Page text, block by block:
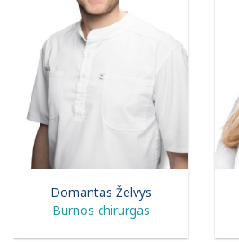
Domantas Želvys
Burnos chirurgas